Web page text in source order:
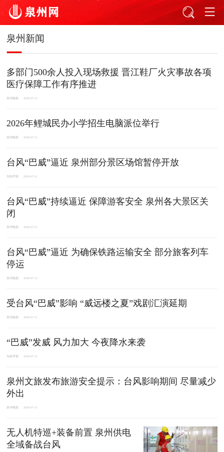
泉州新闻
多部门500余人投入现场救援 晋江鞋厂火灾事故各项
医疗保障工作有序推进
泉州晚报 2026-07-11
2026年鲤城民办小学招生电脑派位举行
泉州晚报 2026-07-11
台风“巴威”逼近 泉州部分景区场馆暂停开放
东南早报 2026-07-11
台风“巴威”持续逼近 保障游客安全 泉州各大景区关
闭
泉州晚报 2026-07-11
台风“巴威”逼近 为确保铁路运输安全 部分旅客列车
停运
泉州晚报 2026-07-11
受台风“巴威”影响 “威远楼之夏”戏剧汇演延期
泉州晚报 2026-07-11
“巴威”发威 风力加大 今夜降水来袭
东南早报 2026-07-11
泉州文旅发布旅游安全提示：台风影响期间 尽量减少
外出
泉州晚报 2026-07-11
无人机特巡+装备前置 泉州供电
全域备战台风